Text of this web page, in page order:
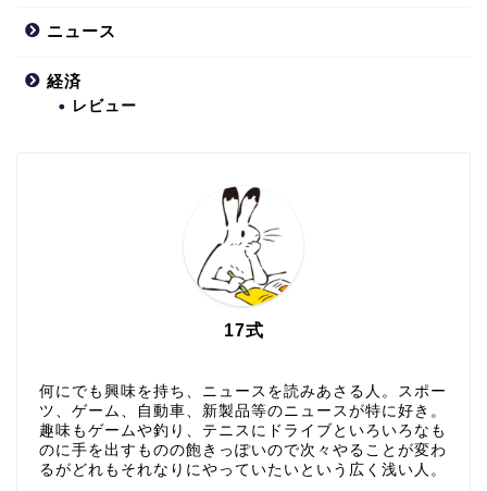
ニュース
経済
レビュー
17式
何にでも興味を持ち、ニュースを読みあさる人。スポー
ツ、ゲーム、自動車、新製品等のニュースが特に好き。
趣味もゲームや釣り、テニスにドライブといろいろなも
のに手を出すものの飽きっぽいので次々やることが変わ
るがどれもそれなりにやっていたいという広く浅い人。